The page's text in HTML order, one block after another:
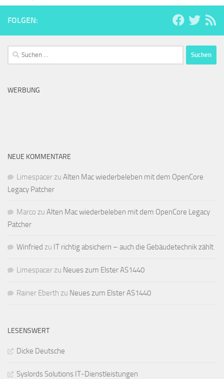
FOLGEN:
Suchen
nach:
WERBUNG
NEUE KOMMENTARE
Limespacerzu Alten Mac wiederbeleben mit dem OpenCore
Legacy Patcher
Marco zu Alten Mac wiederbeleben mit dem OpenCore Legacy
Patcher
Winfried zu IT richtig absichern – auch die Gebäudetechnik zählt
Limespacerzu Neues zum Elster AS1440
Rainer Eberth zu Neues zum Elster AS1440
LESENSWERT
Dicke Deutsche
Syslords Solutions IT-Dienstleistungen